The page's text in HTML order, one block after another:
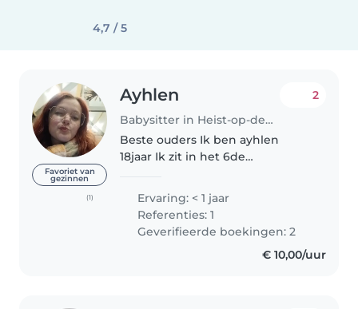
4,7 / 5
Favoriet van
gezinnen
(1)
Ayhlen
Babysitter in Heist-op-den-Berg
2
Beste ouders Ik ben ayhlen
18jaar Ik zit in het 6de
ondersteuning Ik heb stage
gedaan bij kindere van baby tot
peuters Ik ben graag creatief
bezig en ik hou..
Ervaring: < 1 jaar
Referenties: 1
Geverifieerde boekingen: 2
€ 10,00/uur